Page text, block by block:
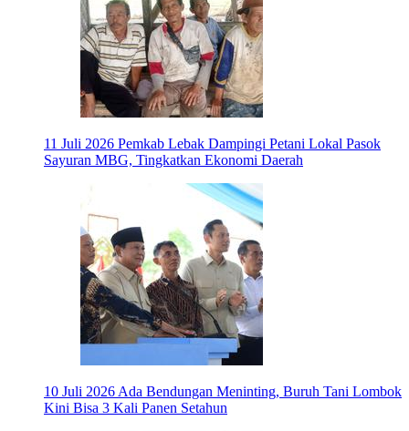
11 Juli 2026 Pemkab Lebak Dampingi Petani Lokal Pasok
Sayuran MBG, Tingkatkan Ekonomi Daerah
10 Juli 2026 Ada Bendungan Meninting, Buruh Tani Lombok
Kini Bisa 3 Kali Panen Setahun